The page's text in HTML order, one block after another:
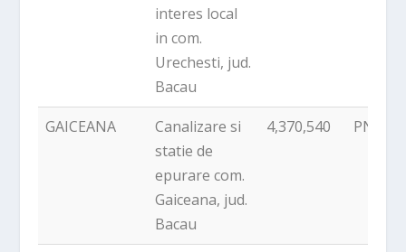
interes local
in com.
Urechesti, jud.
Bacau
GAICEANA
Canalizare si
statie de
epurare com.
Gaiceana, jud.
Bacau
4,370,540 PNDR